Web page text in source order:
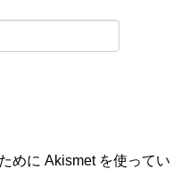
めに Akismet を使ってい